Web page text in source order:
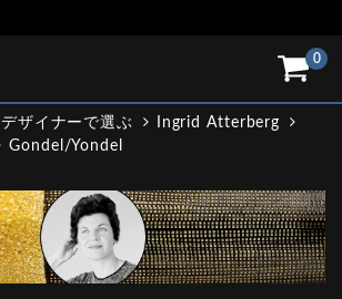
0
デザイナーで選ぶ
Ingrid Atterberg
Gondel/Yondel